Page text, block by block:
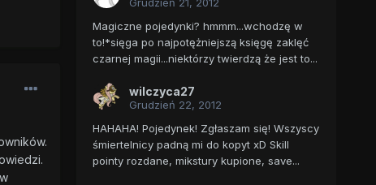
Grudzień 21, 2012
Magiczne pojedynki? hmmm...wchodzę w
to!*sięga po najpotężniejszą księgę zaklęć
czarnej magii...niektórzy twierdzą że jest to...
wilczyca27
Grudzień 22, 2012
HAHAHA! Pojedynek! Zgłaszam się! Wszyscy
śmiertelnicy padną mi do kopyt xD Skill
pointy rozdane, mikstury kupione, save...